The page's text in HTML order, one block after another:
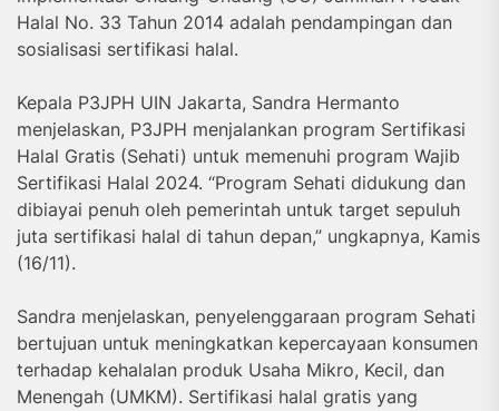
Halal No. 33 Tahun 2014 adalah pendampingan dan
sosialisasi sertifikasi halal.
Kepala P3JPH UIN Jakarta, Sandra Hermanto
menjelaskan, P3JPH menjalankan program Sertifikasi
Halal Gratis (Sehati) untuk memenuhi program Wajib
Sertifikasi Halal 2024. “Program Sehati didukung dan
dibiayai penuh oleh pemerintah untuk target sepuluh
juta sertifikasi halal di tahun depan,” ungkapnya, Kamis
(16/11).
Sandra menjelaskan, penyelenggaraan program Sehati
bertujuan untuk meningkatkan kepercayaan konsumen
terhadap kehalalan produk Usaha Mikro, Kecil, dan
Menengah (UMKM). Sertifikasi halal gratis yang